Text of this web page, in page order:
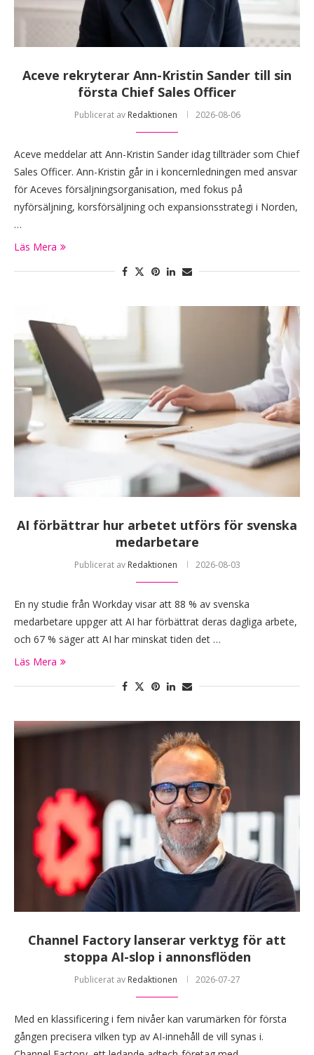
Aceve rekryterar Ann-Kristin Sander till sin
första Chief Sales Officer
Publicerat av Redaktionen 2026-08-06
Aceve meddelar att Ann-Kristin Sander idag tillträder som Chief
Sales Officer. Ann-Kristin går in i koncernledningen med ansvar
för Aceves försäljningsorganisation, med fokus på
nyförsäljning, korsförsäljning och expansionsstrategi i Norden,
…
Läs Mera
AI förbättrar hur arbetet utförs för svenska
medarbetare
Publicerat av Redaktionen 2026-08-03
En ny studie från Workday visar att 88 % av svenska
medarbetare uppger att AI har förbättrat deras dagliga arbete,
och 67 % säger att AI har minskat tiden det …
Läs Mera
Channel Factory lanserar verktyg för att
stoppa AI-slop i annonsflöden
Publicerat av Redaktionen 2026-07-27
Med en klassificering i fem nivåer kan varumärken för första
gången precisera vilken typ av AI-innehåll de vill synas i.